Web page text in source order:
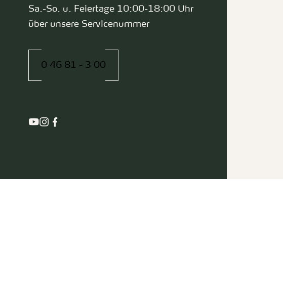
Sa.-So. u. Feiertage 10:00-18:00 Uhr
über unsere Servicenummer
0 46 81 - 3 00